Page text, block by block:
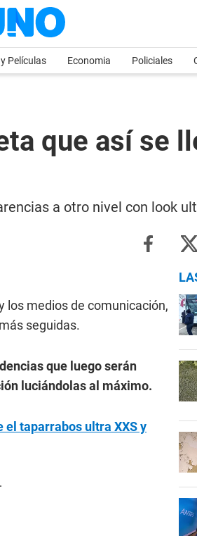
Películas Economia Policiales
que así se
a otro nivel con look
los medios de comunicación,
seguidas.
que luego serán
luciándolas al máximo.
el taparrabos ultra XXS y